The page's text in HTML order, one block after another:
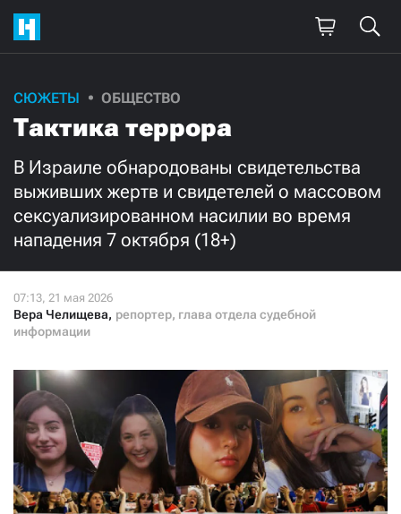
СЮЖЕТЫ ОБЩЕСТВО
Тактика террора
В Израиле обнародованы свидетельства
выживших жертв и свидетелей о массовом
сексуализированном насилии во время
нападения 7 октября (18+)
Вера Челищева, репортер, глава отдела судебной
информации
Поддержите
нашу работу!
Ежемесячно Разово
3000 1000
я принимаю
и подтверждаю свое гражданство РФ
СТАТЬ СОУЧАСТНИКОМ
ПОДЕЛИТЬСЯ С ДРУЗЬЯМИ
Если у вас есть вопросы, пишите donate@novayagazeta.ru
или
звоните:
+7 (929) 612-03-68